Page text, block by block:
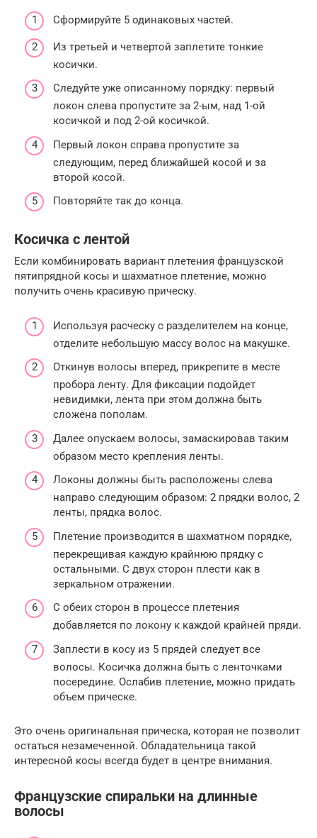
Сформируйте 5 одинаковых частей.
Из третьей и четвертой заплетите тонкие
косички.
Следуйте уже описанному порядку: первый
локон слева пропустите за 2-ым, над 1-ой
косичкой и под 2-ой косичкой.
Первый локон справа пропустите за
следующим, перед ближайшей косой и за
второй косой.
Повторяйте так до конца.
Косичка с лентой
Если комбинировать вариант плетения французской
пятипрядной косы и шахматное плетение, можно
получить очень красивую прическу.
Используя расческу с разделителем на конце,
отделите небольшую массу волос на макушке.
Откинув волосы вперед, прикрепите в месте
пробора ленту. Для фиксации подойдет
невидимки, лента при этом должна быть
сложена пополам.
Далее опускаем волосы, замаскировав таким
образом место крепления ленты.
Локоны должны быть расположены слева
направо следующим образом: 2 прядки волос, 2
ленты, прядка волос.
Плетение производится в шахматном порядке,
перекрещивая каждую крайнюю прядку с
остальными. С двух сторон плести как в
зеркальном отражении.
С обеих сторон в процессе плетения
добавляется по локону к каждой крайней пряди.
Заплести в косу из 5 прядей следует все
волосы. Косичка должна быть с ленточками
посередине. Ослабив плетение, можно придать
объем прическе.
Это очень оригинальная прическа, которая не позволит
остаться незамеченной. Обладательница такой
интересной косы всегда будет в центре внимания.
Французские спиральки на длинные
волосы